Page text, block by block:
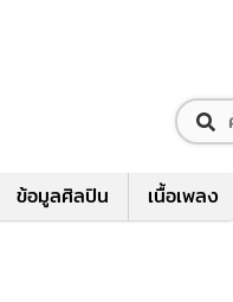
ข้อมูลศิลปิน เนื้อเพลง